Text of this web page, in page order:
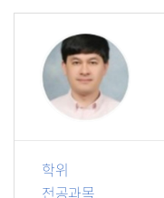
학위
전공과목